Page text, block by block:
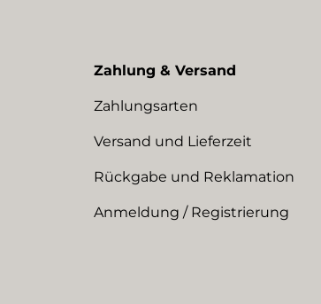
Zahlung & Versand
Zahlungsarten
Versand und Lieferzeit
Rückgabe und Reklamation
Anmeldung / Registrierung